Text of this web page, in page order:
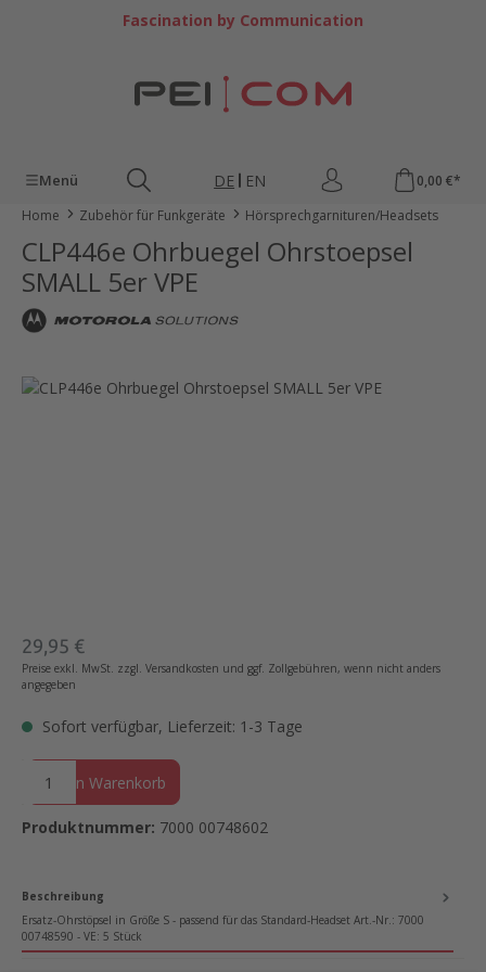
Zum Hauptinhalt springenFascination by Communication
Menü DE EN
0,00 €*
Home
Zubehör für Funkgeräte Hörsprechgarnituren/Headsets
CLP446e Ohrbuegel Ohrstoepsel
SMALL 5er VPE
Bildergalerie überspringen
Regulärer Preis:
29,95 €
Preise exkl. MwSt. zzgl. Versandkosten und ggf. Zollgebühren, wenn nicht anders
angegeben
Sofort verfügbar, Lieferzeit: 1-3 Tage
Produkt Anzahl: Gib den gewünschten Wert ein oder benutze die
In den Warenkorb
Produktnummer: 7000 00748602
Beschreibung
Ersatz-Ohrstöpsel in Größe S - passend für das Standard-Headset Art.-Nr.: 7000
00748590 - VE: 5 Stück